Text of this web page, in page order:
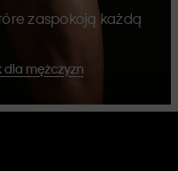
zaspokoją każdą
dla mężczyzn